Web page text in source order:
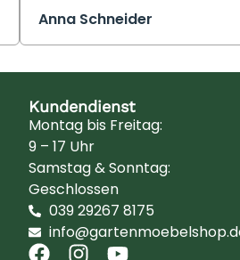
Anna Schneider
Kundendienst
Montag bis Freitag:
9 – 17 Uhr
Samstag & Sonntag:
Geschlossen
039 29267 8175